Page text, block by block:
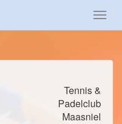
Tennis &
Padelclub
Maasniel